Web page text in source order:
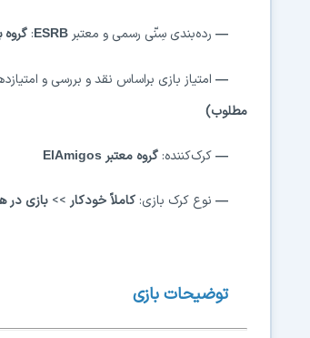
—رده‌بندی سِنّی رسمی و معتبرESRB
:گروه
—امتیاز بازیبراساس نقد و بررسی و
مطلوب)
—کرک‌کننده:گروه معتبرElAmigos
—نوع کرک بازی:کاملاً خودکار>>بازی در
توضیحات بازی